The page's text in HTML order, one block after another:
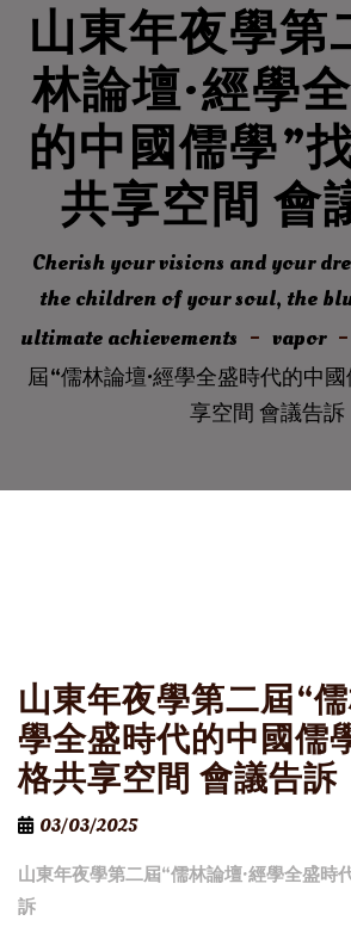
山東年夜學第
林論壇·經學
的中國儒學”
共享空間 會
Cherish your visions and your
the children of your soul, the
ultimate achievements
vapor
屆“儒林論壇·經學全盛時代的中
享空間 會議告訴
山東年夜學第二屆“
學全盛時代的中國儒
格共享空間 會議告訴
03/03/2025
山東年夜學第二屆“儒林論壇·經學全盛時
訴